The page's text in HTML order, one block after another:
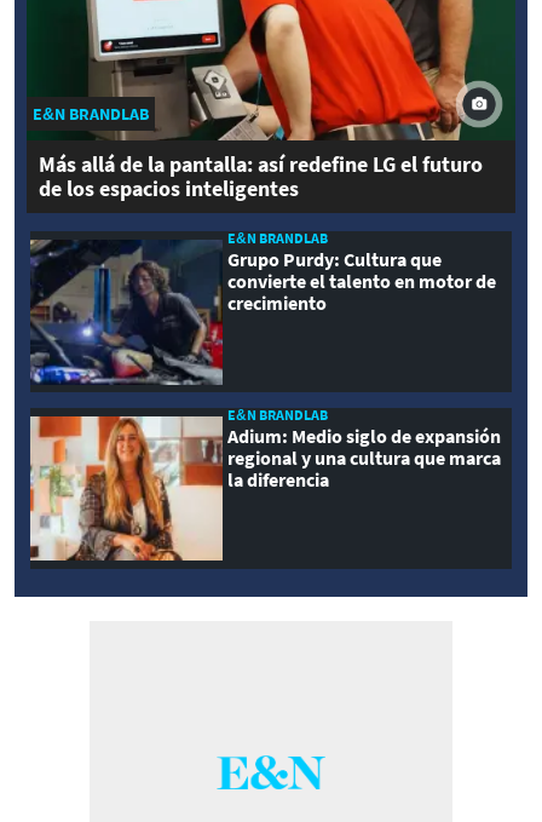
E&N BRANDLAB
Más allá de la pantalla: así redefine LG el futuro
de los espacios inteligentes
E&N BRANDLAB
Grupo Purdy: Cultura que
convierte el talento en motor de
crecimiento
E&N BRANDLAB
Adium: Medio siglo de expansión
regional y una cultura que marca
la diferencia